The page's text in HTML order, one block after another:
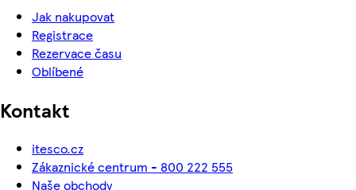
Jak nakupovat
Registrace
Rezervace času
Oblíbené
Kontakt
itesco.cz
Zákaznické centrum - 800 222 555
Naše obchody